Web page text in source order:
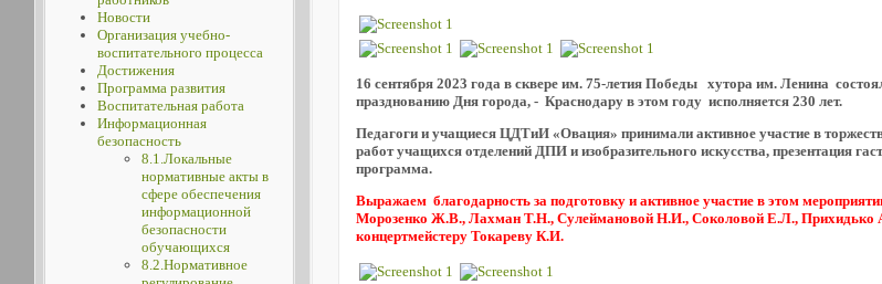
Новости
Организация учебно-
воспитательного процесса
Достижения
Программа развития
Воспитательная работа
Информационная
безопасность
8.1.Локальные
нормативные акты в
сфере обеспечения
информационной
безопасности
обучающихся
8.2.Нормативное
16 сентября 2023 года в сквере им. 75-летия Победы хутора им. Ленина
празднованию Дня города, - Краснодару в этом году исполняется 230 лет.
Педагоги и учащиеся ЦДТиИ «Овация» принимали активное участие в
работ учащихся отделений ДПИ и изобразительного искусства, презентация
программа.
Выражаем благодарность за подготовку и активное участие в этом
Морозенко Ж.В., Лахман Т.Н., Сулеймановой Н.И., Соколовой Е.Л., Прихидько
концертмейстеру Токареву К.И.